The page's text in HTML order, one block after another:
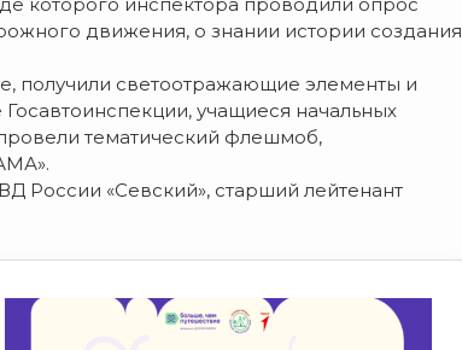
движения, о знании истории создания
получили светоотражающие элементы и
учащиеся начальных
тематический флешмоб,
«Севский», старший лейтенант